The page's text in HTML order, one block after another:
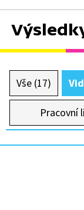
Vše (17)
Pracovní